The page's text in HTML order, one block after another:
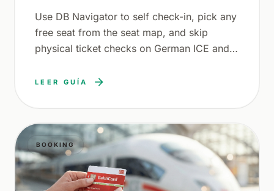
Use DB Navigator to self check-in, pick any
free seat from the seat map, and skip
physical ticket checks on German ICE and
LEER GUÍA
BOOKING